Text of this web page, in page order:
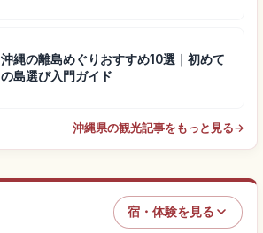
沖縄の離島めぐりおすすめ10選｜初めて
の島選び入門ガイド
沖縄県の観光記事をもっと見る→
宿・体験を見る